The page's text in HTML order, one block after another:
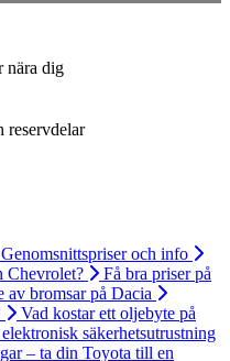
nära dig
reservdelar
och info
Chevrolet?
Få bra priser på
av bromsar på Dacia
Vad kostar ett oljebyte på
säkerhetsutrustning
– ta din Toyota till en